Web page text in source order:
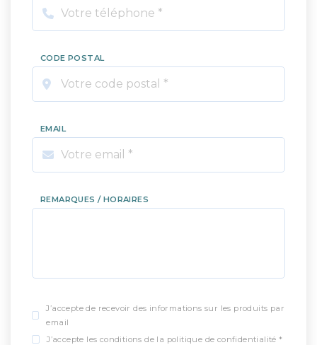
CODE POSTAL
EMAIL
REMARQUES / HORAIRES
J’accepte de recevoir des informations sur les produits par
email
J’accepte les conditions de la politique de confidentialité *